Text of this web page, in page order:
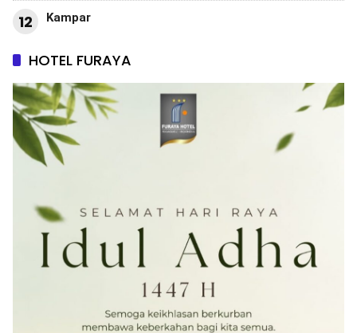
12 Kampar
HOTEL FURAYA